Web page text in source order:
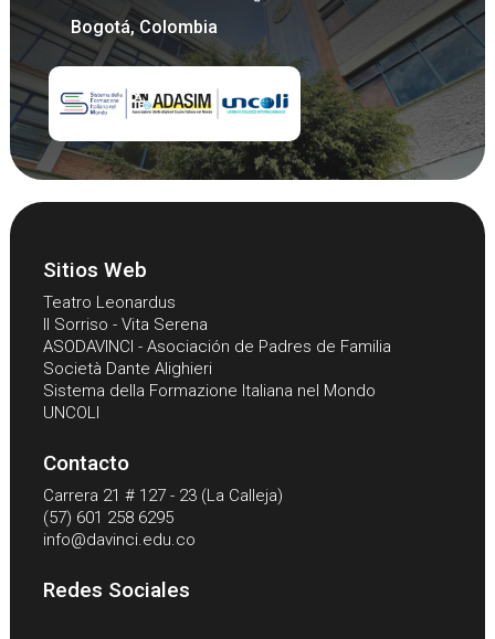
Bogotá, Colombia
Sitios Web
Teatro Leonardus
Il Sorriso - Vita Serena
ASODAVINCI - Asociación de Padres de Familia
Società Dante Alighieri
Sistema della Formazione Italiana nel Mondo
UNCOLI
Contacto
Carrera 21 # 127 - 23 (La Calleja)
(57) 601 258 6295
info@davinci.edu.co
Redes Sociales